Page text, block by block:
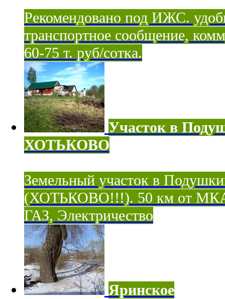
Рекомендовано под ИЖС.
транспортное сообщение,
60-75 т. руб/сотка.
Участок в
ХОТЬКОВО
Земельный участок в
(ХОТЬКОВО!!!). 50 км от
ГАЗ, Электричество
Яринское